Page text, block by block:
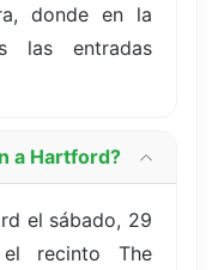
donde en la
las entradas
a Hartford?
el sábado, 29
recinto The